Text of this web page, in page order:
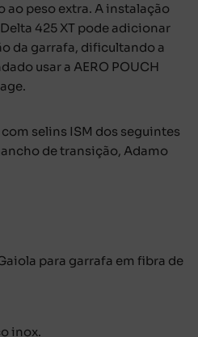
ao peso extra. A instalação
425 XT pode adicionar
da garrafa, dificultando a
usar a AERO POUCH
selins ISM dos seguintes
de transição, Adamo
para garrafa em fibra de
inox.